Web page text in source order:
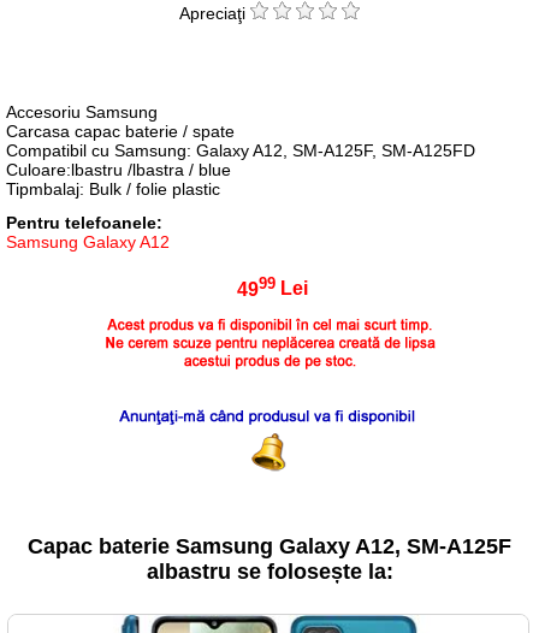
Apreciaţi
Accesoriu Samsung
Carcasa capac baterie / spate
Compatibil cu Samsung: Galaxy A12, SM-A125F, SM-A125FD
Culoare:lbastru /lbastra / blue
Tipmbalaj: Bulk / folie plastic
Pentru telefoanele:
Samsung Galaxy A12
4999 Lei
Capac baterie Samsung Galaxy A12, SM-A125F
albastru se folosește la: